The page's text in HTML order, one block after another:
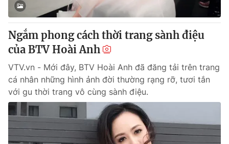
® Cấm sao chép dưới mọi hình thức nếu không có sự chấp
thông tin từ website này.
Ngắm phong cách thời trang sành điệu
của BTV Hoài Anh
VTV.vn - Mới đây, BTV Hoài Anh đã đăng tải trên trang
cá nhân những hình ảnh đời thường rạng rỡ, tươi tắn
với gu thời trang vô cùng sành điệu.